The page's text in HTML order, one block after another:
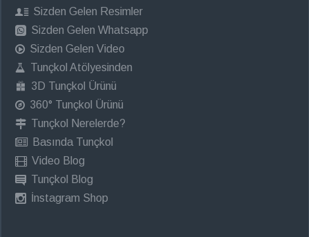
Sizden Gelen Resimler
Sizden Gelen Whatsapp
Sizden Gelen Video
Tunçkol Atölyesinden
3D Tunçkol Ürünü
360° Tunçkol Ürünü
Tunçkol Nerelerde?
Basında Tunçkol
Video Blog
Tunçkol Blog
İnstagram Shop